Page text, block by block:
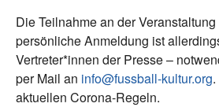
Die Teilnahme an der
persönliche Anmeldung ist
Vertreter*innen der Presse –
per Mail an info@fussball-kultur.org
aktuellen Corona-Regeln.